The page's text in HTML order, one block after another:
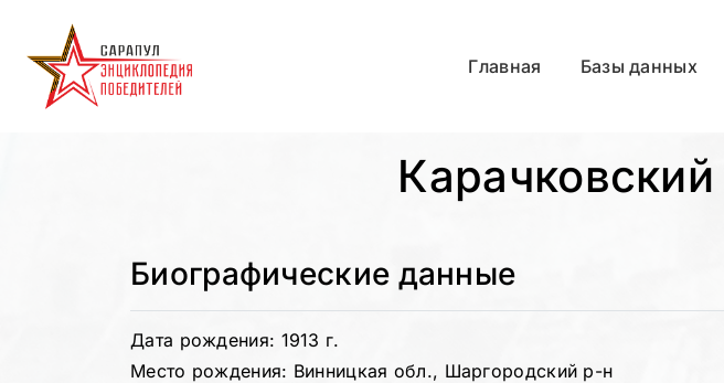
Главная Базы данных
Биографические данные
Дата рождения: 1913 г.
Место рождения: Винницкая обл., Шаргородский р-н